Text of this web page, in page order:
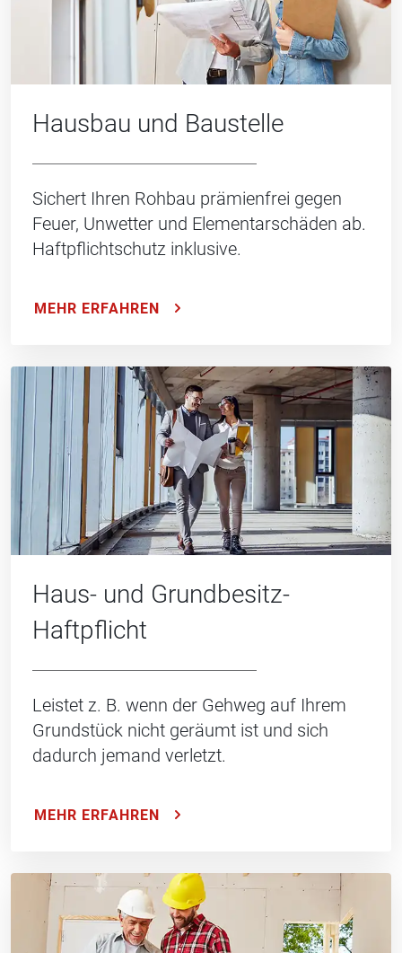
Hausbau und Baustelle
Sichert Ihren Rohbau prämienfrei gegen
Feuer, Unwetter und Elementarschäden ab.
Haftpflichtschutz inklusive.
MEHR ERFAHREN
Haus- und Grundbesitz-
Haftpflicht
Leistet z. B. wenn der Gehweg auf Ihrem
Grundstück nicht geräumt ist und sich
dadurch jemand verletzt.
MEHR ERFAHREN